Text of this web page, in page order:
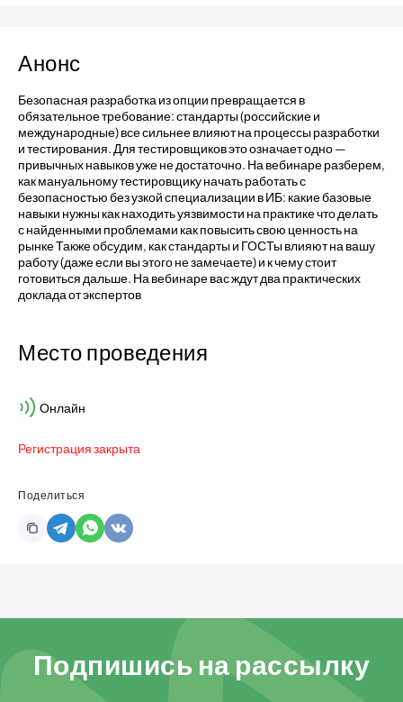
Анонс
Безопасная разработка из опции превращается в
обязательное требование: стандарты (российские и
международные) все сильнее влияют на процессы разработки
и тестирования. Для тестировщиков это означает одно —
привычных навыков уже не достаточно. На вебинаре разберем,
как мануальному тестировщику начать работать с
безопасностью без узкой специализации в ИБ: какие базовые
навыки нужны как находить уязвимости на практике что делать
с найденными проблемами как повысить свою ценность на
рынке Также обсудим, как стандарты и ГОСТы влияют на вашу
работу (даже если вы этого не замечаете) и к чему стоит
готовиться дальше. На вебинаре вас ждут два практических
доклада от экспертов
Место проведения
Онлайн
Регистрация закрыта
Поделиться
Подпишись на рассылку